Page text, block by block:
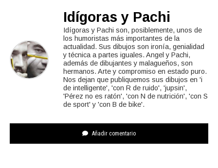
Idígoras y Pachi
Idígoras y Pachi son, posiblemente, unos de
los humoristas más importantes de la
actualidad. Sus dibujos son ironía, genialidad
y técnica a partes iguales. Angel y Pachi,
además de dibujantes y malagueños, son
hermanos. Arte y compromiso en estado puro.
Nos dejan que publiquemos sus dibujos en 'i
de intelligente', 'con R de ruido', 'jupsin',
'Pérez no es ratón', 'con N de nutrición', 'con S
de sport' y 'con B de bike'.
Añadir comentario